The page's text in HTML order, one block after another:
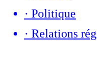
· Politique
· Relations